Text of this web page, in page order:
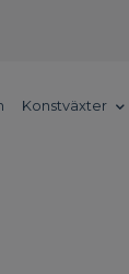
Konstväxter